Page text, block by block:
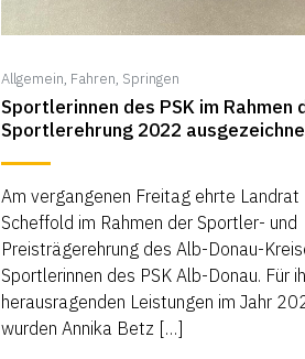
Allgemein, Fahren, Springen
Sportlerinnen des PSK im Rahmen
Sportlerehrung 2022
Am vergangenen Freitag ehrte Landrat
Scheffold im Rahmen der Sportler- und
Preisträgerehrung des Alb-Donau-
Sportlerinnen des PSK Alb-Donau. Für
herausragenden Leistungen im Jahr
wurden Annika Betz […]